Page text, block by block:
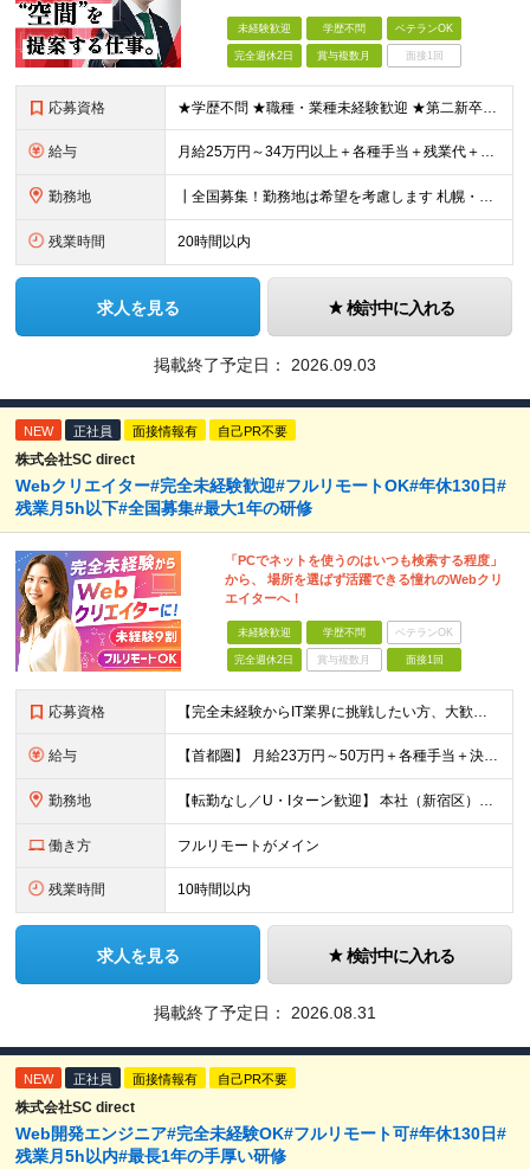
未経験歓迎 学歴不問 ベテランOK
完全週休2日 賞与複数月 面接1回
応募資格 ★学歴不問 ★職種・業種未経験歓迎 ★第二新卒歓迎 ＜こんな方にオススメ＞ ◎一つの商材ではなく、幅広い提案で勝負したい ◎成長企業でスケールの大きい仕事に挑戦したい ◎実力を評価されたい＆腰を据え
給与 月給25万円～34万円以上＋各種手当＋残業代＋賞与年2回 初年度想定年収：348万円～ ※経験・能力を考慮のうえ優遇します。 ※上記にはエリア給（10,000円～15,000円）、見込み残業代（20
勤務地 ┃全国募集！勤務地は希望を考慮します 札幌・仙台・東京・横浜・金沢・名古屋・大阪・京都・広島・福岡 募集 ※上記のほか、全国に拠点あり ※キャリアアップやキャリアシフトに伴う転勤も一部ありますが、基
残業時間 20時間以内
求人を見る 検討中に入れる
掲載終了予定日： 2026.09.03
NEW 正社員 面接情報有 自己PR不要
株式会社SC direct
Webクリエイター#完全未経験歓迎#フルリモートOK#年休130日#
残業月5h以下#全国募集#最大1年の研修
「PCでネットを使うのはいつも検索する程度」
から、 場所を選ばず活躍できる憧れのWebクリ
エイターへ！
未経験歓迎 学歴不問 ベテランOK
完全週休2日 賞与複数月 面接1回
応募資格 【完全未経験からIT業界に挑戦したい方、大歓迎！】 ●応募年齢制限：34歳まで（若年層の長期キャリア形成を図るため） ★学歴不問・転職回数不問 ★第二新卒・社会人デビューOK 【こんな方を求めていま
給与 【首都圏】 月給23万円～50万円＋各種手当＋決算賞与 【大阪】 月給22万円～50万円＋各種手当＋決算賞与 【愛知】 月給21.5万円～50万円＋各種手当＋決算賞与 【福岡・宮城】 月給20万
勤務地 【転勤なし／U・Iターン歓迎】 本社（新宿区）、大阪支店、名古屋支店または東京都・神奈川県・千葉県・埼玉県・愛知県・大阪府・福岡県をはじめ、全国のプロジェクト先 ※ご希望を最大限考慮して配属先を決定
働き方 フルリモートがメイン
残業時間 10時間以内
求人を見る 検討中に入れる
掲載終了予定日： 2026.08.31
NEW 正社員 面接情報有 自己PR不要
株式会社SC direct
Web開発エンジニア#完全未経験OK#フルリモート可#年休130日#
残業月5h以内#最長1年の手厚い研修